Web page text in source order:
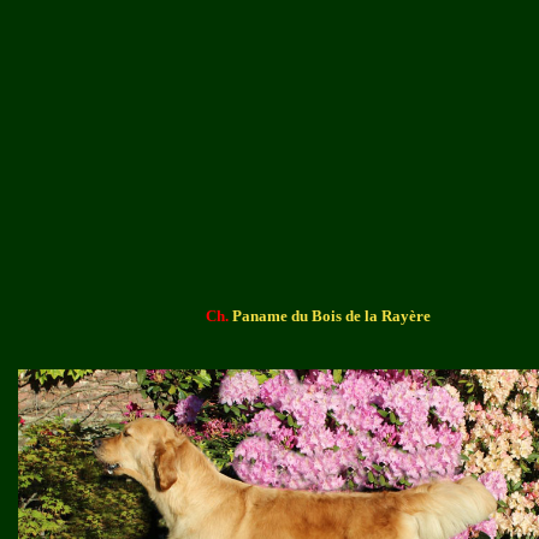
Ch. Paname du Bois de la Rayère